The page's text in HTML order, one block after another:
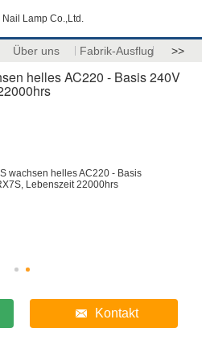
Lamp Co.,Ltd.
Über uns Fabrik-Ausflug >>
helles AC220 - Basis 240V
Kontakt